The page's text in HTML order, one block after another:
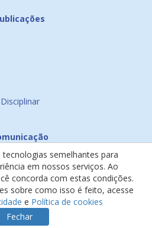
semelhantes para
em nossos serviços. Ao
concorda com estas condições.
sobre como isso é feito, acesse
e Política de cookies
Fechar